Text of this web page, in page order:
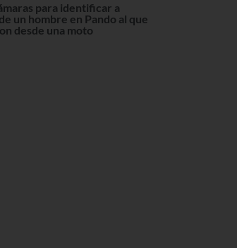
para identificar a
un hombre en Pando al que
desde una moto